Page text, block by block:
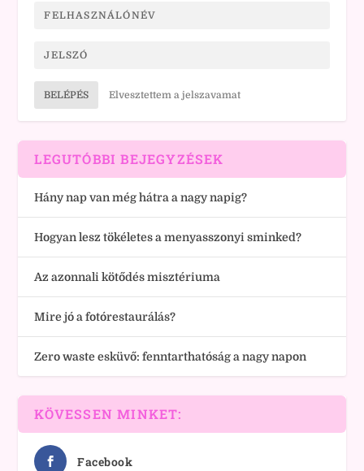
BELÉPÉS Elvesztettem a jelszavamat
LEGUTÓBBI BEJEGYZÉSEK
Hány nap van még hátra a nagy napig?
Hogyan lesz tökéletes a menyasszonyi sminked?
Az azonnali kötődés misztériuma
Mire jó a fotórestaurálás?
Zero waste esküvő: fenntarthatóság a nagy napon
KÖVESSEN MINKET:
Facebook